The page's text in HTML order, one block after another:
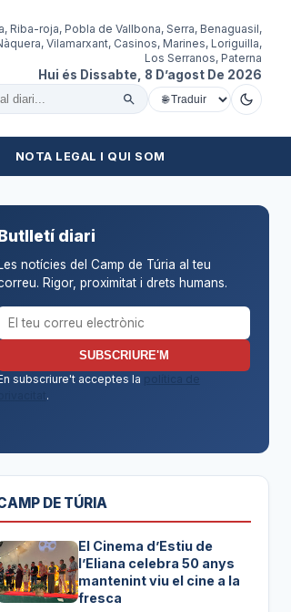
Riba-roja, Pobla de Vallbona, Serra, Benaguasil,
Vilamarxant, Casinos, Marines, Loriguilla,
Los Serranos, Paterna
Hui és Dissabte, 8 D’agost De 2026
al diari
NOTA LEGAL I QUI SOM
diari
Les notícies del Camp de Túria al teu
Rigor, proximitat i drets humans.
electrònic per al butlletí
SUBSCRIURE'M
subscriure't acceptes la
política de
.
DE TÚRIA
El Cinema d’Estiu de
l’Eliana celebra 50 anys
mantenint viu el cine a la
fresca